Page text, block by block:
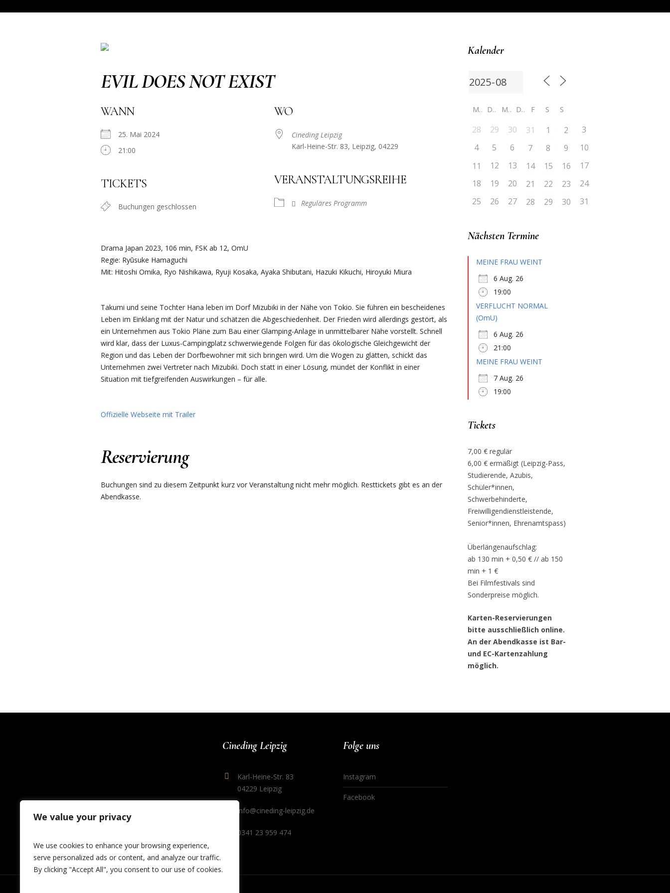
We value your privacy
We use cookies to enhance your browsing experience,
serve personalized ads or content, and analyze our traffic.
By clicking "Accept All", you consent to our use of cookies.
EVIL DOES NOT EXIST
WANN
25. Mai 2024
21:00
TICKETS
Buchungen geschlossen
WO
Cineding Leipzig
Karl-Heine-Str. 83, Leipzig, 04229
VERANSTALTUNGSREIHE
Reguläres Programm
Drama Japan 2023, 106 min, FSK ab 12, OmU
Regie: Ryūsuke Hamaguchi
Mit: Hitoshi Omika, Ryo Nishikawa, Ryuji Kosaka, Ayaka Shibutani, Hazuki Kikuchi, Hiroyuki Miura
Takumi und seine Tochter Hana leben im Dorf Mizubiki in der Nähe von Tokio. Sie führen ein bescheidenes
Leben im Einklang mit der Natur und schätzen die Abgeschiedenheit. Der Frieden wird allerdings gestört, als
ein Unternehmen aus Tokio Pläne zum Bau einer Glamping-Anlage in unmittelbarer Nähe vorstellt. Schnell
wird klar, dass der Luxus-Campingplatz schwerwiegende Folgen für das ökologische Gleichgewicht der
Region und das Leben der Dorfbewohner mit sich bringen wird. Um die Wogen zu glätten, schickt das
Unternehmen zwei Vertreter nach Mizubiki. Doch statt in einer Lösung, mündet der Konflikt in einer
Situation mit tiefgreifenden Auswirkungen – für alle.
Offizielle Webseite mit Trailer
Reservierung
Buchungen sind zu diesem Zeitpunkt kurz vor Veranstaltung nicht mehr möglich. Resttickets gibt es an der
Abendkasse.
Kalender
M D M D F S S
28 29 30 31 1 2
3
4
5 6 7 8 9
10
11
12 13 14 15 16
17
18
19 20 21 22 23
24
25
26 27 28 29 30 31
Nächsten Termine
MEINE FRAU WEINT
6 Aug. 26
19:00
VERFLUCHT NORMAL
(OmU)
6 Aug. 26
21:00
MEINE FRAU WEINT
7 Aug. 26
19:00
Tickets
7,00 € regulär
6,00 € ermäßigt (Leipzig-Pass,
Studierende, Azubis,
Schüler*innen,
Schwerbehinderte,
Freiwilligendienstleistende,
Senior*innen, Ehrenamtspass)
Überlängenaufschlag:
ab 130 min + 0,50 € // ab 150
min + 1 €
Bei Filmfestivals sind
Sonderpreise möglich.
Karten-Reservierungen
bitte ausschließlich online.
An der Abendkasse ist Bar-
und EC-Kartenzahlung
möglich.
Cineding Leipzig
Karl-Heine-Str. 83
04229 Leipzig
info@cineding-leipzig.de
0341 23 959 474
Folge uns
Instagram
Facebook